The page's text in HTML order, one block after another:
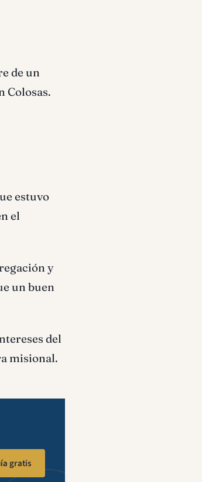
de un
Colosas.
estuvo
el
y
un buen
del
misional.
gratis